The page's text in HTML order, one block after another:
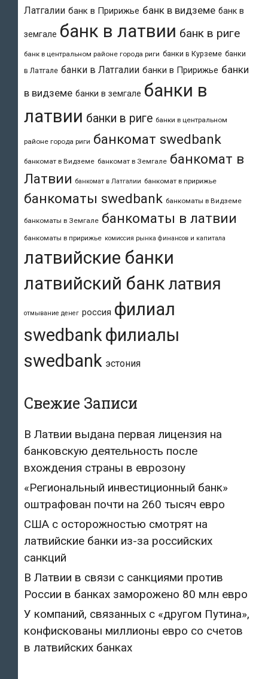
Латгалии банк в Пририжье банк в видземе банк в
земгале банк в латвии банк в риге
банк в центральном районе города риги банки в Курземе банки
в Латгале банки в Латгалии банки в Пририжье банки
в видземе банки в земгале банки в
латвии банки в риге банки в центральном
районе города риги банкомат swedbank
банкомат в Видземе банкомат в Земгале банкомат в
Латвии банкомат в Латгалии банкомат в пририжье
банкоматы swedbank банкоматы в Видземе
банкоматы в Земгале банкоматы в латвии
банкоматы в пририжье комиссия рынка финансов и капитала
латвийские банки
латвийский банк латвия
отмывание денег россия филиал
swedbankфилиалы
swedbank эстония
Свежие Записи
В Латвии выдана первая лицензия на
банковскую деятельность после
вхождения страны в еврозону
«Региональный инвестиционный банк»
оштрафован почти на 260 тысяч евро
США с осторожностью смотрят на
латвийские банки из-за российских
санкций
В Латвии в связи с санкциями против
России в банках заморожено 80 млн евро
У компаний, связанных с «другом Путина»,
конфискованы миллионы евро со счетов
в латвийских банках